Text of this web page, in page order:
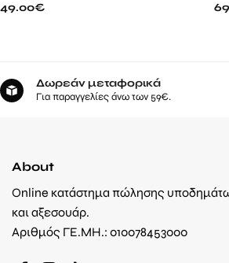
49.00€
Δωρεάν μεταφορικά
Για παραγγελίες άνω των 59€.
About
Online κατάστημα πώλησης
και αξεσουάρ.
Αριθμός ΓΕ.ΜΗ.: 010078453000